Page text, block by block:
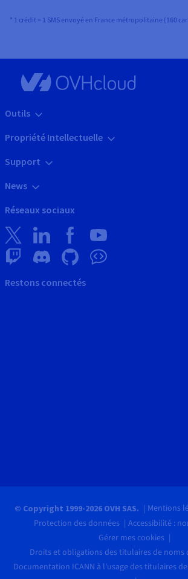
* 1 crédit = 1 SMS envoyé en France métropolitaine (160
Outils
Propriété Intellectuelle
Support
News
Réseaux sociaux
Restons connectés
© Copyright 1999-2026 OVH SAS. Mentions
Protection des données
Accessibilité :
Gérer mes cookies
Droits et obligations des titulaires de noms
Documentation ICANN à l'usage des titulaires